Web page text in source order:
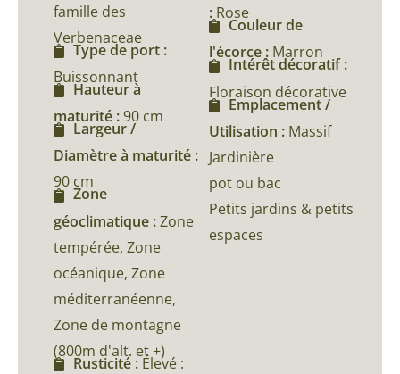
famille des
Verbenaceae
Type de port :
Buissonnant
Hauteur à
maturité :90 cm
Largeur /
Diamètre à maturité :
90 cm
Zone
géoclimatique :Zone
tempérée, Zone
océanique, Zone
méditerranéenne,
Zone de montagne
(800m d'alt. et +)
Rusticité :Élevé :
: Rose
Couleur de
l'écorce : Marron
Intérêt décoratif :
Floraison décorative
Emplacement /
Utilisation : Massif
Jardinière
pot ou bac
Petits jardins & petits
espaces